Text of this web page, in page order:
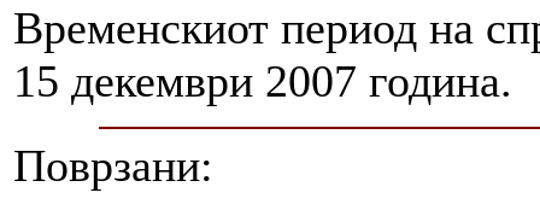
Временскиот период на
15 декември 2007 година.
Поврзани: